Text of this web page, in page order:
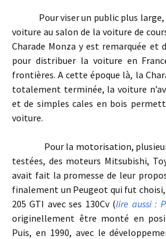
Pour viser un public plus large,
voiture au salon de la voiture de
Charade Monza y est remarquée et
pour distribuer la voiture en
frontières. A cette époque là, la
totalement terminée, la voiture
et de simples cales en bois
voiture.
Pour la motorisation, plusieurs
testées, des moteurs Mitsubishi,
avait fait la promesse de leur
finalement un Peugeot qui fut
205 GTI avec ses 130Cv (lire aussi :
originellement être monté en
Puis, en 1990, avec le